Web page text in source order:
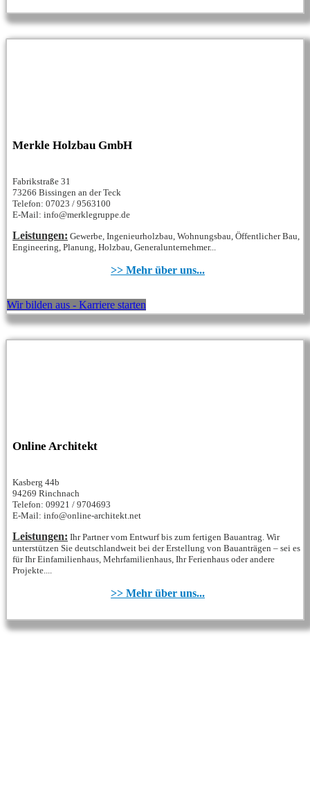
Merkle Holzbau GmbH
Fabrikstraße 31
73266 Bissingen an der Teck
Telefon: 07023 / 9563100
E-Mail: info@merklegruppe.de
Leistungen: Gewerbe, Ingenieurholzbau, Wohnungsbau, Öffentlicher Bau,
Engineering, Planung, Holzbau, Generalunternehmer...
>> Mehr über uns...
Wir bilden aus - Karriere starten
Online Architekt
Kasberg 44b
94269 Rinchnach
Telefon: 09921 / 9704693
E-Mail: info@online-architekt.net
Leistungen: Ihr Partner vom Entwurf bis zum fertigen Bauantrag. Wir
unterstützen Sie deutschlandweit bei der Erstellung von Bauanträgen – sei es
für Ihr Einfamilienhaus, Mehrfamilienhaus, Ihr Ferienhaus oder andere
Projekte....
>> Mehr über uns...